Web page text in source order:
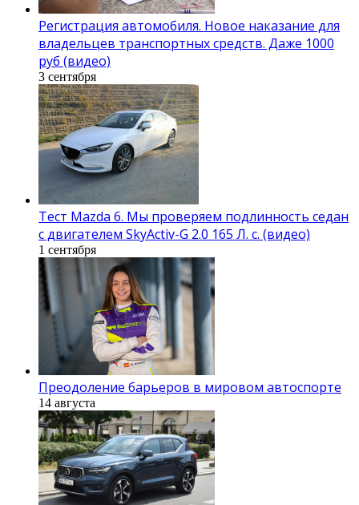
Регистрация автомобиля. Новое наказание для
владельцев транспортных средств. Даже 1000
руб (видео)
3 сентября
Тест Mazda 6. Мы проверяем подлинность седан
с двигателем SkyActiv-G 2.0 165 Л. с. (видео)
1 сентября
Преодоление барьеров в мировом автоспорте
14 августа